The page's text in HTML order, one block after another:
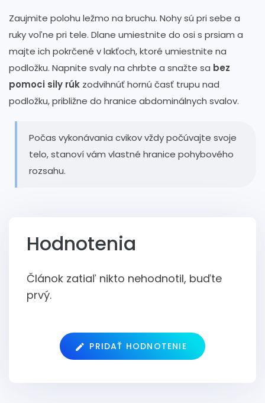
Zaujmite polohu ležmo na bruchu. Nohy sú pri sebe a
ruky voľne pri tele. Dlane umiestnite do osi s prsiam a
majte ich pokrčené v lakťoch, ktoré umiestnite na
podložku. Napnite svaly na chrbte a snažte sa bez
pomoci sily rúk zodvihnúť hornú časť trupu nad
podložku, približne do hranice abdominálnych svalov.
Počas vykonávania cvikov vždy počúvajte svoje
telo, stanoví vám vlastné hranice pohybového
rozsahu.
Hodnotenia
Článok zatiaľ nikto nehodnotil, buďte
prvý.
PRIDAŤ HODNOTENIE